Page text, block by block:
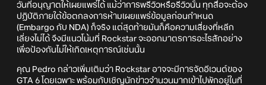
วันที่อนุญาตให้เผยแพร่ได้ แม้ว่าการพรีวิวหรือรีวิวนั้น ทุกสื่อจะต้อง
ปฏิบัติภายใต้ข้อตกลงการห้ามเผยแพร่ข้อมูลก่อนกำหนด
(Embargo กับ NDA) ก็จริง แต่สุดท้ายมันก็คือความเสี่ยงที่หลีก
เลี่ยงไม่ได้ จึงมีแนวโน้มที่ Rockstar จะออกมาตรการอะไรสักอย่าง
เพื่อป้องกันไม่ให้เกิดเหตุการณ์เช่นนั้น
คุณ Pedro กล่าวเพิ่มเติมว่า Rockstar อาจจะมีการจัดอีเวนต์ของ
GTA 6 โดยเฉพาะ พร้อมกับเชิญนักข่าวจำนวนมากเข้าไปพักอยู่ในที่